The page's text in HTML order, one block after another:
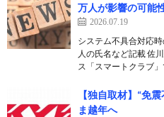
万人が影響の可能
2026.07.19
システム不具合対応
人の氏名など記載 佐
ス「スマートクラブ
【独自取材】“免
ま越年へ